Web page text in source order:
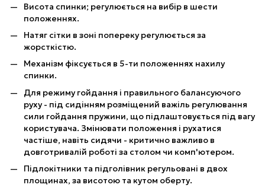
Висота спинки; регулюється на вибір в шести
положеннях.
Натяг сітки в зоні попереку регулюється за
жорсткістю.
Механізм фіксується в 5-ти положеннях нахилу
спинки.
Для режиму гойдання і правильного балансуючого
руху - під сидінням розміщений важіль регулювання
сили гойдання пружини, що підлаштовується під вагу
користувача. Змінювати положення і рухатися
частіше, навіть сидячи - критично важливо в
довготривалій роботі за столом чи комп'ютером.
Підлокітники та підголівник регульовані в двох
площинах, за висотою та кутом оберту.